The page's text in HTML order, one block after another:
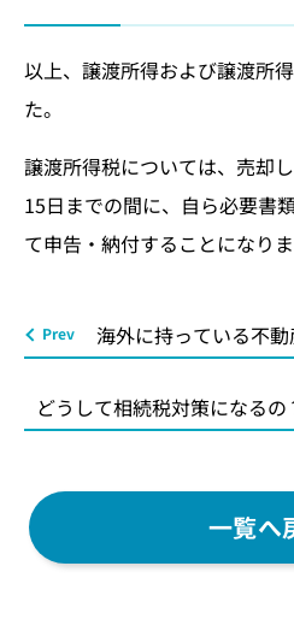
以上、譲渡所得および譲渡所
た。
譲渡所得税については、売却
15日までの間に、自ら必要書
て申告・納付することになりま
海外に持っている不
どうして相続税対策になるの
一覧へ